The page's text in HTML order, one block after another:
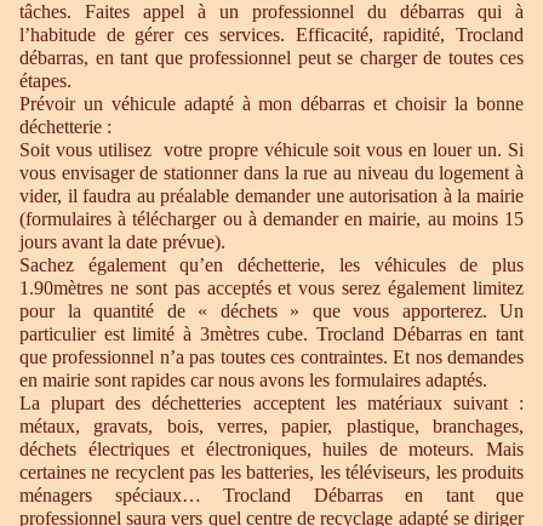
tâches. Faites appel à un professionnel du débarras qui à
l’habitude de gérer ces services. Efficacité, rapidité, Trocland
débarras, en tant que professionnel peut se charger de toutes ces
étapes.
Prévoir un véhicule adapté à mon débarras et choisir la bonne
déchetterie :
Soit vous utilisez votre propre véhicule soit vous en louer un. Si
vous envisager de stationner dans la rue au niveau du logement à
vider, il faudra au préalable demander une autorisation à la mairie
(formulaires à télécharger ou à demander en mairie, au moins 15
jours avant la date prévue).
Sachez également qu’en déchetterie, les véhicules de plus
1.90mètres ne sont pas acceptés et vous serez également limitez
pour la quantité de « déchets » que vous apporterez. Un
particulier est limité à 3mètres cube. Trocland Débarras en tant
que professionnel n’a pas toutes ces contraintes. Et nos demandes
en mairie sont rapides car nous avons les formulaires adaptés.
La plupart des déchetteries acceptent les matériaux suivant :
métaux, gravats, bois, verres, papier, plastique, branchages,
déchets électriques et électroniques, huiles de moteurs. Mais
certaines ne recyclent pas les batteries, les téléviseurs, les produits
ménagers spéciaux… Trocland Débarras en tant que
professionnel saura vers quel centre de recyclage adapté se diriger